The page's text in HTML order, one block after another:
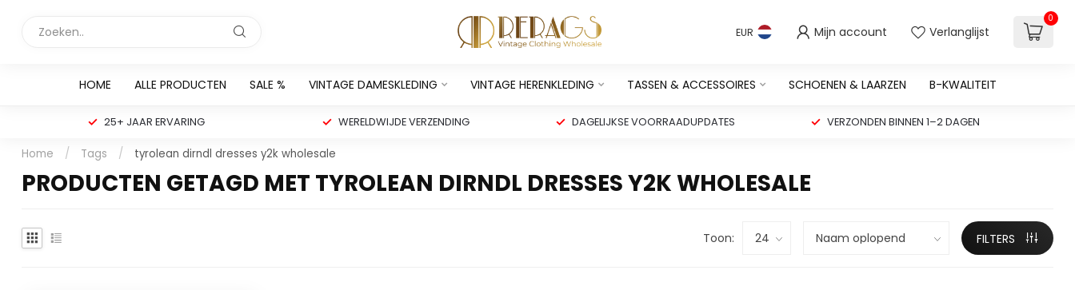
EUR Mijn account Verlanglijst
0
HOME ALLE PRODUCTEN SALE % VINTAGE DAMESKLEDING VINTAGE HERENKLEDING TASSEN & ACCESSOIRES SCHOENEN & LAARZEN B-KWALITEIT
25+ JAAR ERVARING WERELDWIJDE VERZENDING DAGELIJKSE VOORRAADUPDATES VERZONDEN BINNEN 1–2 DAGEN
Home / Tags / tyrolean dirndl dresses y2k wholesale
PRODUCTEN GETAGD MET TYROLEAN DIRNDL DRESSES Y2K WHOLESALE
Toon: FILTERS